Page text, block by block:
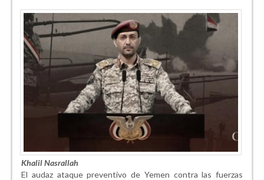
Khalil Nasrallah
El audaz ataque preventivo de Yemen contra las fuerzas